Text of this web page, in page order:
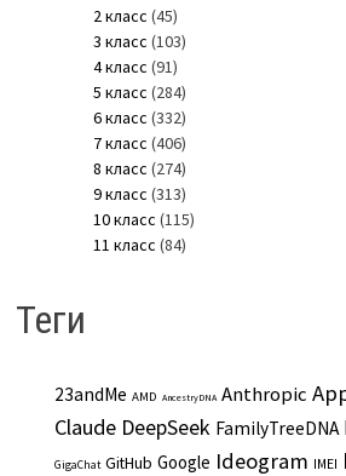
2 класс (45)
3 класс (103)
4 класс (91)
5 класс (284)
6 класс (332)
7 класс (406)
8 класс (274)
9 класс (313)
10 класс (115)
11 класс (84)
Теги
23andMe AMD AncestryDNA Anthropic
Claude DeepSeek FamilyTreeDNA
GigaChat GitHub Google Ideogram IMEI